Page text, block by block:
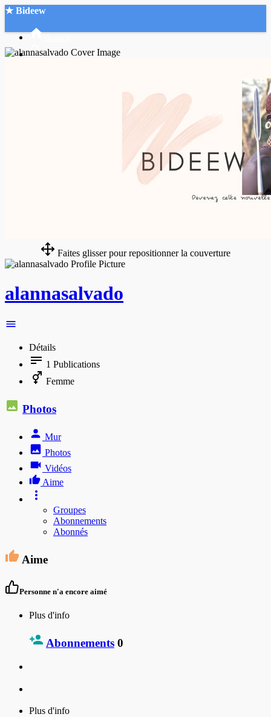
★ Bideew
Faites glisser pour repositionner la couverture
alannasalvado
Détails
1 Publications
Femme
Photos
Mur
Photos
Vidéos
Aime
Groupes
Abonnements
Abonnés
Aime
Personne n'a encore aimé
Plus d'info
Abonnements 0
Plus d'info